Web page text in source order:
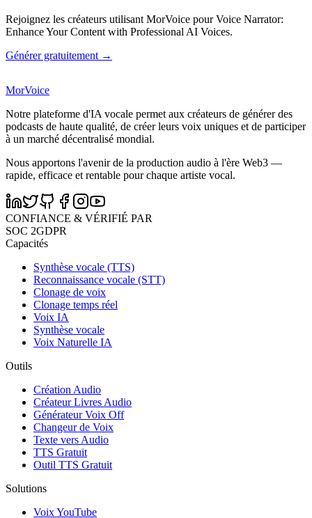
Rejoignez les créateurs utilisant MorVoice pour Voice Narrator:
Enhance Your Content with Professional AI Voices.
Générer gratuitement →
MorVoice
Notre plateforme d'IA vocale permet aux créateurs de générer des
podcasts de haute qualité, de créer leurs voix uniques et de participer
à un marché décentralisé mondial.
Nous apportons l'avenir de la production audio à l'ère Web3 —
rapide, efficace et rentable pour chaque artiste vocal.
CONFIANCE & VÉRIFIÉ PAR
SOC 2GDPR
Capacités
Synthèse vocale (TTS)
Reconnaissance vocale (STT)
Clonage de voix
Clonage temps réel
Voix IA
Synthèse vocale
Voix Naturelle IA
Outils
Création Audio
Créateur Livres Audio
Générateur Voix Off
Changeur de Voix
Texte vers Audio
TTS Gratuit
Outil TTS Gratuit
Solutions
Voix YouTube